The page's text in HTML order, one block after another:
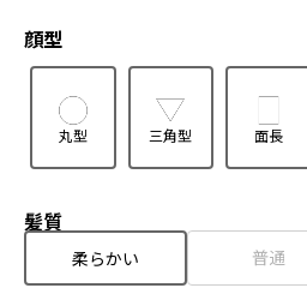
顔型
丸型 三角型 面長
髪質
柔らかい 普通